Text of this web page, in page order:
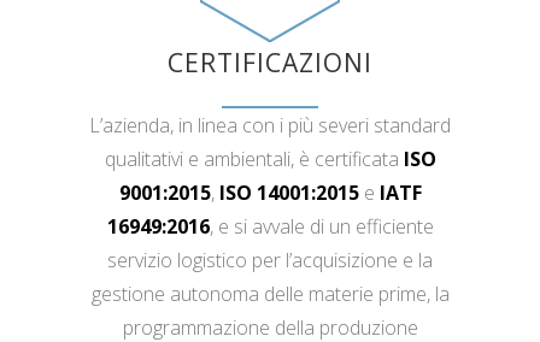
CERTIFICAZIONI
L’azienda, in linea con i più severi standard
qualitativi e ambientali, è certificata ISO
9001:2015, ISO 14001:2015e IATF
16949:2016, e si avvale di un efficiente
servizio logistico per l’acquisizione e la
gestione autonoma delle materie prime, la
programmazione della produzione